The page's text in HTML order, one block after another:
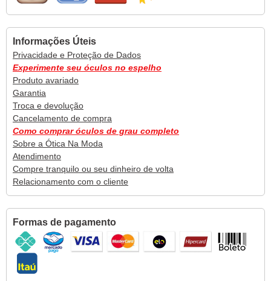
Informações Úteis
Privacidade e Proteção de Dados
Experimente seu óculos no espelho
Produto avariado
Garantia
Troca e devolução
Cancelamento de compra
Como comprar óculos de grau completo
Sobre a Ótica Na Moda
Atendimento
Compre tranquilo ou seu dinheiro de volta
Relacionamento com o cliente
Formas de pagamento